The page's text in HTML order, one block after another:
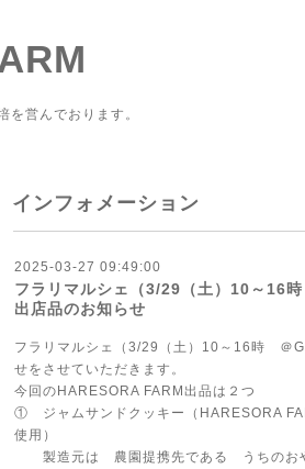
を営んでおります。
インフォメーション
2025-03-27 09:49:00
フラリマルシェ（3/29（土）10～
出店品のお知らせ
フラリマルシェ（3/29（土）10～16時 ＠
せをさせていただきます。
今回のHARESORA FARM出品は２つ
① ジャムサンドクッキー（HARESORA
使用）
製造元は 農園提携先である うちのおや